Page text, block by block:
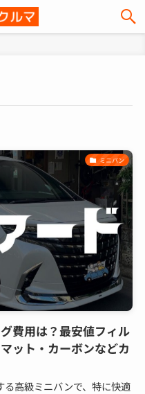
ミニバン
費用は？最安値フィル
ット・カーボンなどカ
る高級ミニバンで、特に快適